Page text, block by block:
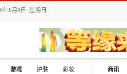
年8月9日 星期日
游戏 护肤
彩妆
商讯